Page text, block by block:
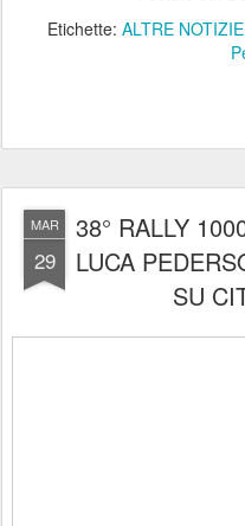
Etichette: ALTRE NOTIZIE
MAR
29
38° RALLY
LUCA
SU